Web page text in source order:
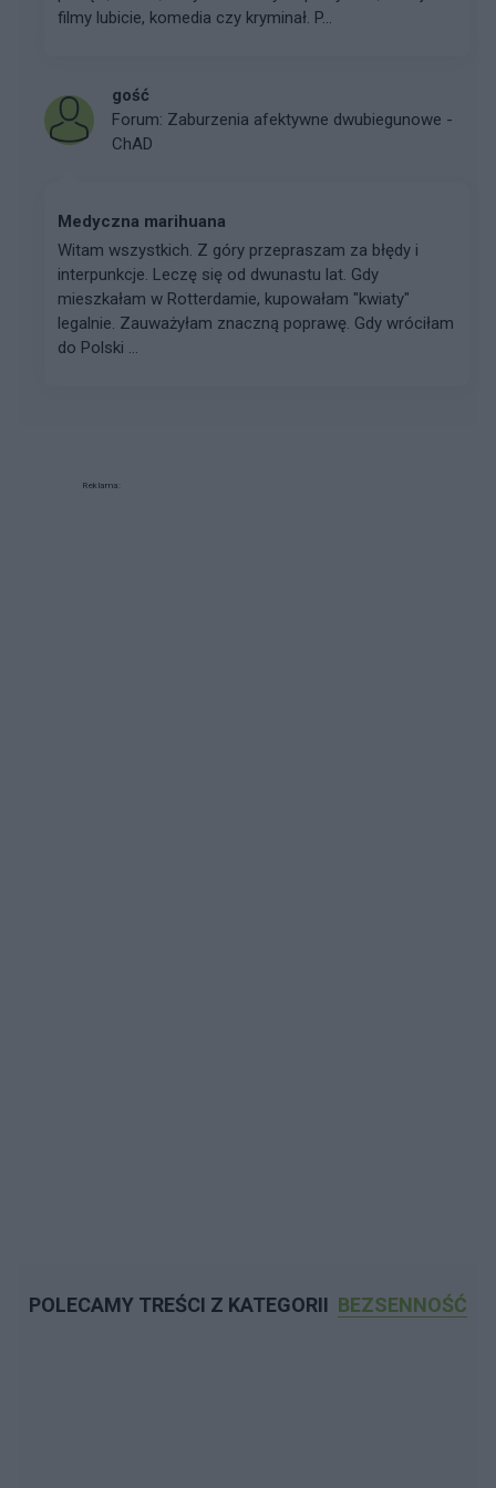
filmy lubicie, komedia czy kryminał. P...
gość
Forum: Zaburzenia afektywne dwubiegunowe -
ChAD
Medyczna marihuana
Witam wszystkich. Z góry przepraszam za błędy i
interpunkcje. Leczę się od dwunastu lat. Gdy
mieszkałam w Rotterdamie, kupowałam "kwiaty"
legalnie. Zauważyłam znaczną poprawę. Gdy wróciłam
do Polski ...
Reklama:
POLECAMY TREŚCI Z KATEGORII BEZSENNOŚĆ